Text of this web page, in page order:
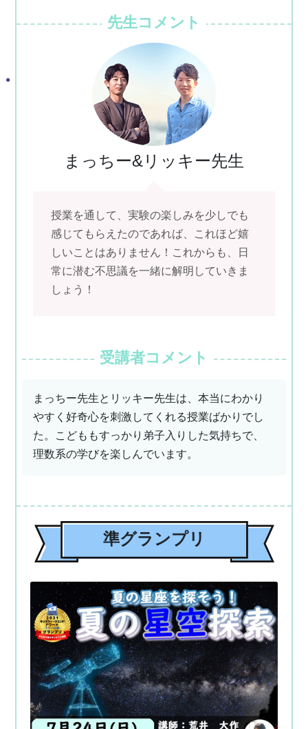
先生コメント
まっちー&リッキー先生
授業を通して、実験の楽しみを少しでも
感じてもらえたのであれば、これほど嬉
しいことはありません！これからも、日
常に潜む不思議を一緒に解明していきま
しょう！
受講者コメント
まっちー先生とリッキー先生は、本当にわかり
やすく好奇心を刺激してくれる授業ばかりでし
た。こどももすっかり弟子入りした気持ちで、
理数系の学びを楽しんでいます。
準グランプリ